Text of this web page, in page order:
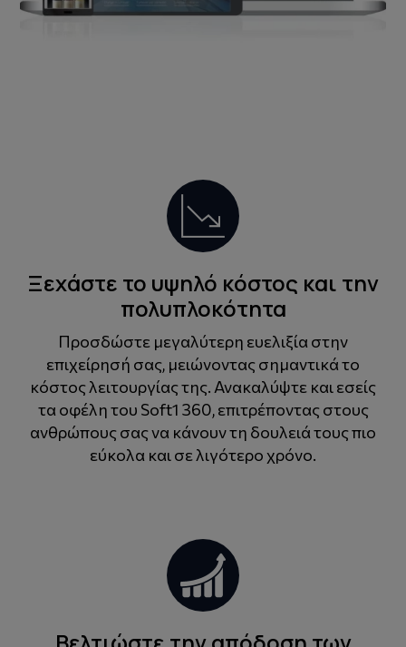
Ξεχάστε το υψηλό κόστος και την
πολυπλοκότητα
Προσδώστε μεγαλύτερη ευελιξία στην
επιχείρησή σας, μειώνοντας σημαντικά το
κόστος λειτουργίας της. Ανακαλύψτε και εσείς
τα οφέλη του Soft1 360, επιτρέποντας στους
ανθρώπους σας να κάνουν τη δουλειά τους πιο
εύκολα και σε λιγότερο χρόνο.